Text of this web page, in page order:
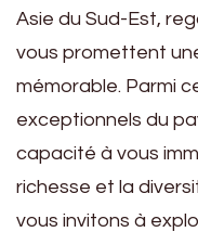
Asie du Sud-Est,
vous promettent
mémorable. Parmi
exceptionnels du
capacité à vous
richesse et la
vous invitons à